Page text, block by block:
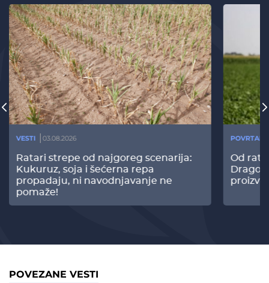
VESTI 03.08.2026
Ratari strepe od najgoreg scenarija:
Kukuruz, soja i šećerna repa
propadaju, ni navodnjavanje ne
pomaže!
Od
POVEZANE VESTI